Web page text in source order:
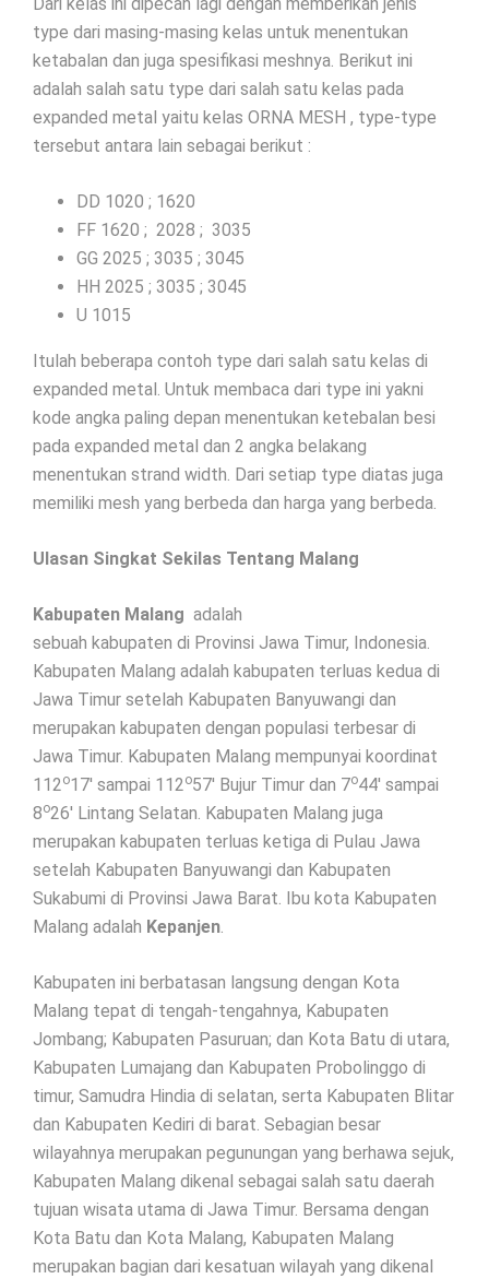
type dari masing-masing kelas untuk menentukan
ketabalan dan juga spesifikasi meshnya. Berikut ini
adalah salah satu type dari salah satu kelas pada
expanded metal yaitu kelas ORNA MESH , type-type
tersebut antara lain sebagai berikut :
DD 1020 ; 1620
FF 1620 ; 2028 ; 3035
GG 2025 ; 3035 ; 3045
HH 2025 ; 3035 ; 3045
U 1015
Itulah beberapa contoh type dari salah satu kelas di
expanded metal. Untuk membaca dari type ini yakni
kode angka paling depan menentukan ketebalan besi
pada expanded metal dan 2 angka belakang
menentukan strand width. Dari setiap type diatas juga
memiliki mesh yang berbeda dan harga yang berbeda.
Ulasan Singkat Sekilas Tentang Malang
Kabupaten Malang adalah
sebuah kabupaten di Provinsi Jawa Timur, Indonesia.
Kabupaten Malang adalah kabupaten terluas kedua di
Jawa Timur setelah Kabupaten Banyuwangi dan
merupakan kabupaten dengan populasi terbesar di
Jawa Timur. Kabupaten Malang mempunyai koordinat
112o17′ sampai 112o57′ Bujur Timur dan 7o44′ sampai
8o26′ Lintang Selatan. Kabupaten Malang juga
merupakan kabupaten terluas ketiga di Pulau Jawa
setelah Kabupaten Banyuwangi dan Kabupaten
Sukabumi di Provinsi Jawa Barat. Ibu kota Kabupaten
Malang adalah Kepanjen.
Kabupaten ini berbatasan langsung dengan Kota
Malang tepat di tengah-tengahnya, Kabupaten
Jombang; Kabupaten Pasuruan; dan Kota Batu di utara,
Kabupaten Lumajang dan Kabupaten Probolinggo di
timur, Samudra Hindia di selatan, serta Kabupaten Blitar
dan Kabupaten Kediri di barat. Sebagian besar
wilayahnya merupakan pegunungan yang berhawa sejuk,
Kabupaten Malang dikenal sebagai salah satu daerah
tujuan wisata utama di Jawa Timur. Bersama dengan
Kota Batu dan Kota Malang, Kabupaten Malang
merupakan bagian dari kesatuan wilayah yang dikenal